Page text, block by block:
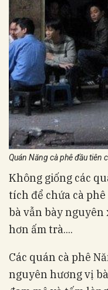
Quán Năng cà phê đầu tiên
Không giống các
tích để chứa cà
bà vẫn bày
hơn ấm trà....
Các quán cà phê
nguyên hương vị